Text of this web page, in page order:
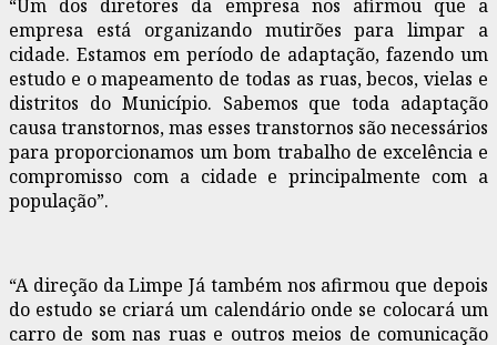
“Um dos diretores da empresa nos afirmou que a
empresa está organizando mutirões para limpar a
cidade. Estamos em período de adaptação, fazendo um
estudo e o mapeamento de todas as ruas, becos, vielas e
distritos do Município. Sabemos que toda adaptação
causa transtornos, mas esses transtornos são necessários
para proporcionamos um bom trabalho de excelência e
compromisso com a cidade e principalmente com a
população”.
“A direção da Limpe Já também nos afirmou que depois
do estudo se criará um calendário onde se colocará um
carro de som nas ruas e outros meios de comunicação